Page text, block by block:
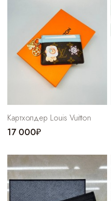
Картхолдер Louis Vuitton
17 000₽
Комбинезоны